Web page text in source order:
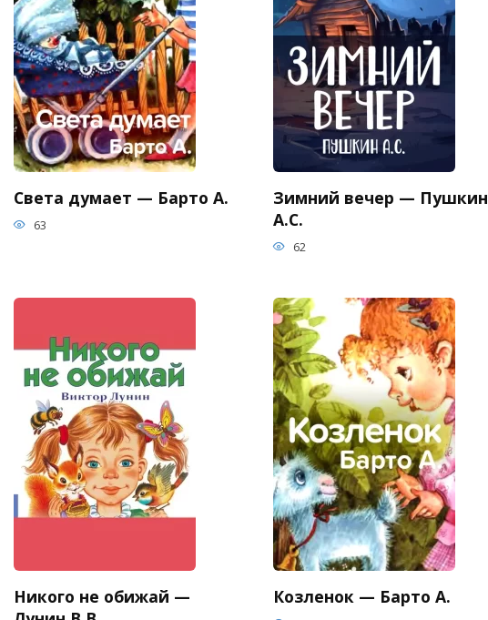
Света думает — Барто А.
63
Зимний вечер — Пушкин
А.С.
62
Никого не обижай —
Козленок — Барто А.